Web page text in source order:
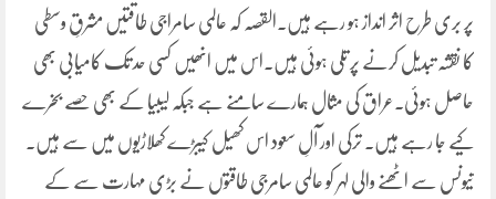
پر بری طرح اثر انداز ہو رہے ہیں۔القصہ کہ عالمی سامراجی طاقتیں مشرقِ وسطی
کا نقشہ تبدیل کرنے پر تلی ہوئی ہیں۔اس میں انھیں کسی حد تک کامیابی بھی
حاصل ہوئی۔عراق کی مثال ہمارے سامنے ہے جبکہ لیبیا کے بھی حصے بخرے
کیے جا رہے ہیں۔ ترکی اور آلِ سعود اس کھیل کیبڑے کھلاڑیوں میں سے ہیں۔
تیونس سے اٹھنے والی لہر کو عالمی سامرجی طاقتوں نے بڑی مہارت سے کے